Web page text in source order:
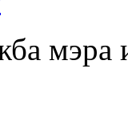
мэра